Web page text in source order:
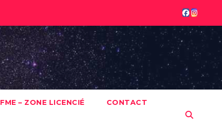
– ZONE LICENCIÉ CONTACT